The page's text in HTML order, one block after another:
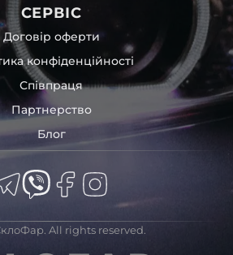
послуги, як заміна скла фари,
фар, відновлення та
Xenon LED BI-LED, ремонт скла,
фари, налаштування світла,
та полірування фари, наші
готові надати допомогу по всій
Розмаїття вибору, постійна
свіжі поступлення, доступна ціна,
BMW може мати такі проблеми:
СЕРВІС
Договір оферти
конфіденційності
Співпраця
Партнерство
Блог
All rights reserved.